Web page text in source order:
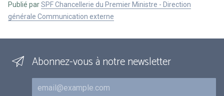
Publié parSPF Chancellerie du Premier Ministre - Direction
générale Communication externe
Abonnez-vous à notre newsletter
Courriel